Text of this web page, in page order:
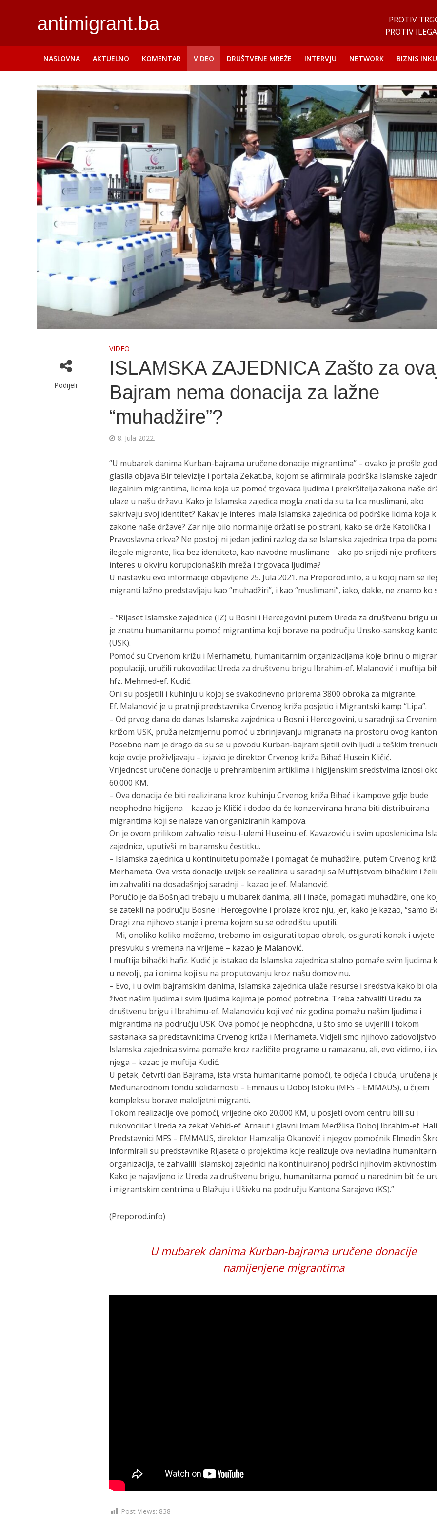
antimigrant.ba
PROTIV
PROTIV
NASLOVNA AKTUELNO KOMENTAR VIDEO DRUŠTVENE MREŽE INTERVJU NETWORK BIZNIS
Podijeli
VIDEO
ISLAMSKA ZAJEDNICA Zašto za
Bajram nema donacija za lažne
“muhadžire”?
8. Jula 2022.
“U mubarek danima Kurban-bajrama uručene donacije migrantima” – ovako je prošle
glasila objava Bir televizije i portala Zekat.ba, kojom se afirmirala podrška Islamske
ilegalnim migrantima, licima koja uz pomoć trgovaca ljudima i prekršitelja zakona naše
ulaze u našu državu. Kako je Islamska zajedica mogla znati da su ta lica muslimani, ako
sakrivaju svoj identitet? Kakav je interes imala Islamska zajednica od podrške licima koja
zakone naše države? Zar nije bilo normalnije držati se po strani, kako se drže Katolička i
Pravoslavna crkva? Ne postoji ni jedan jedini razlog da se Islamska zajednica trpa da
ilegale migrante, lica bez identiteta, kao navodne muslimane – ako po srijedi nije
interes u okviru korupcionaških mreža i trgovaca ljudima?
U nastavku evo informacije objavljene 25. Jula 2021. na Preporod.info, a u kojoj nam se
migranti lažno predstavljaju kao “muhadžiri”, i kao “muslimani”, iako, dakle, ne znamo ko
– “Rijaset Islamske zajednice (IZ) u Bosni i Hercegovini putem Ureda za društvenu brigu
je znatnu humanitarnu pomoć migrantima koji borave na području Unsko-sanskog
(USK).
Pomoć su Crvenom križu i Merhametu, humanitarnim organizacijama koje brinu o
populaciji, uručili rukovodilac Ureda za društvenu brigu Ibrahim-ef. Malanović i muftija
hfz. Mehmed-ef. Kudić.
Oni su posjetili i kuhinju u kojoj se svakodnevno priprema 3800 obroka za migrante.
Ef. Malanović je u pratnji predstavnika Crvenog križa posjetio i Migrantski kamp “Lipa”.
– Od prvog dana do danas Islamska zajednica u Bosni i Hercegovini, u saradnji sa Crvenim
križom USK, pruža neizmjernu pomoć u zbrinjavanju migranata na prostoru ovog
Posebno nam je drago da su se u povodu Kurban-bajram sjetili ovih ljudi u teškim
koje ovdje proživljavaju – izjavio je direktor Crvenog križa Bihać Husein Kličić.
Vrijednost uručene donacije u prehrambenim artiklima i higijenskim sredstvima iznosi
60.000 KM.
– Ova donacija će biti realizirana kroz kuhinju Crvenog križa Bihać i kampove gdje bude
neophodna higijena – kazao je Kličić i dodao da će konzervirana hrana biti distribuirana
migrantima koji se nalaze van organiziranih kampova.
On je ovom prilikom zahvalio reisu-l-ulemi Huseinu-ef. Kavazoviću i svim uposlenicima
zajednice, uputivši im bajramsku čestitku.
– Islamska zajednica u kontinuitetu pomaže i pomagat će muhadžire, putem Crvenog
Merhameta. Ova vrsta donacije uvijek se realizira u saradnji sa Muftijstvom bihaćkim i
im zahvaliti na dosadašnjoj saradnji – kazao je ef. Malanović.
Poručio je da Bošnjaci trebaju u mubarek danima, ali i inače, pomagati muhadžire, one
se zatekli na području Bosne i Hercegovine i prolaze kroz nju, jer, kako je kazao, “samo
Dragi zna njihovo stanje i prema kojem su se odredištu uputili.
– Mi, onoliko koliko možemo, trebamo im osigurati topao obrok, osigurati konak i uvjete
presvuku s vremena na vrijeme – kazao je Malanović.
I muftija bihaćki hafiz. Kudić je istakao da Islamska zajednica stalno pomaže svim ljudima
u nevolji, pa i onima koji su na proputovanju kroz našu domovinu.
– Evo, i u ovim bajramskim danima, Islamska zajednica ulaže resurse i sredstva kako bi
život našim ljudima i svim ljudima kojima je pomoć potrebna. Treba zahvaliti Uredu za
društvenu brigu i Ibrahimu-ef. Malanoviću koji već niz godina pomažu našim ljudima i
migrantima na području USK. Ova pomoć je neophodna, u što smo se uvjerili i tokom
sastanaka sa predstavnicima Crvenog križa i Merhameta. Vidjeli smo njihovo
Islamska zajednica svima pomaže kroz različite programe u ramazanu, ali, evo vidimo, i
njega – kazao je muftija Kudić.
U petak, četvrti dan Bajrama, ista vrsta humanitarne pomoći, te odjeća i obuća, uručena
Međunarodnom fondu solidarnosti – Emmaus u Doboj Istoku (MFS – EMMAUS), u čijem
kompleksu borave maloljetni migranti.
Tokom realizacije ove pomoći, vrijedne oko 20.000 KM, u posjeti ovom centru bili su i
rukovodilac Ureda za zekat Vehid-ef. Arnaut i glavni Imam Medžlisa Doboj Ibrahim-ef.
Predstavnici MFS – EMMAUS, direktor Hamzalija Okanović i njegov pomoćnik Elmedin
informirali su predstavnike Rijaseta o projektima koje realizuje ova nevladina
organizacija, te zahvalili Islamskoj zajednici na kontinuiranoj podršci njihovim
Kako je najavljeno iz Ureda za društvenu brigu, humanitarna pomoć u narednim bit će
i migrantskim centrima u Blažuju i Ušivku na području Kantona Sarajevo (KS).”
(Preporod.info)
U mubarek danima Kurban-bajrama uručene donacije
namijenjene migrantima
Post Views: 838